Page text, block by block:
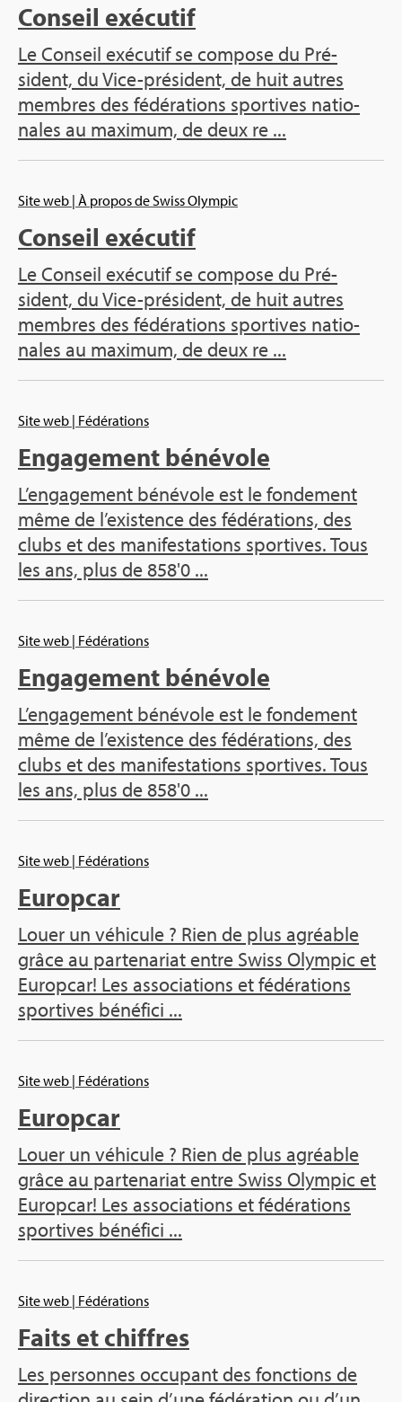
Conseil exé­cu­tif
Le Conseil exé­cu­tif se com­pose du Pré­
sident, du Vice-pré­sident, de huit autres
membres des fédé­ra­tions spor­tives natio­
nales au maxi­mum, de deux re ...
Site web | À pro­pos de Swiss Olym­pic
Conseil exé­cu­tif
Le Conseil exé­cu­tif se com­pose du Pré­
sident, du Vice-pré­sident, de huit autres
membres des fédé­ra­tions spor­tives natio­
nales au maxi­mum, de deux re ...
Site web | Fédé­ra­tions
Enga­ge­ment béné­vole
L’en­ga­ge­ment béné­vole est le fon­de­ment
même de l’exis­tence des fédé­ra­tions, des
clubs et des mani­fes­ta­tions spor­tives. Tous
les ans, plus de 858'0 ...
Site web | Fédé­ra­tions
Enga­ge­ment béné­vole
L’en­ga­ge­ment béné­vole est le fon­de­ment
même de l’exis­tence des fédé­ra­tions, des
clubs et des mani­fes­ta­tions spor­tives. Tous
les ans, plus de 858'0 ...
Site web | Fédé­ra­tions
Europ­car
Louer un véhi­cule ? Rien de plus agréable
grâce au par­te­na­riat entre Swiss Olym­pic et
Europ­car! Les asso­cia­tions et fédé­ra­tions
spor­tives béné­fici ...
Site web | Fédé­ra­tions
Europ­car
Louer un véhi­cule ? Rien de plus agréable
grâce au par­te­na­riat entre Swiss Olym­pic et
Europ­car! Les asso­cia­tions et fédé­ra­tions
spor­tives béné­fici ...
Site web | Fédé­ra­tions
Faits et chiffres
Les per­sonnes occu­pant des fonc­tions de